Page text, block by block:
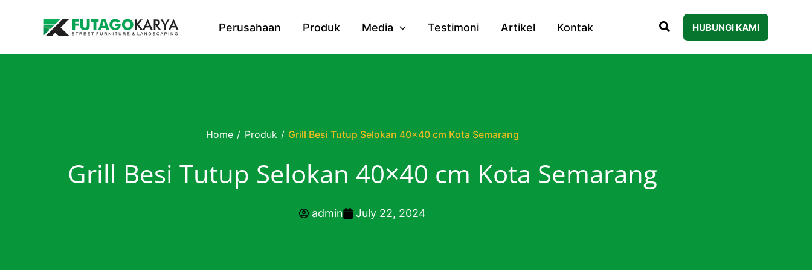
Perusahaan Produk Media Testimoni Artikel Kontak HUBUNGI KAMI
Home / Produk / Grill Besi Tutup Selokan 40×40 cm Kota Semarang
Grill Besi Tutup Selokan 40×40 cm Kota Semarang
admin July 22, 2024